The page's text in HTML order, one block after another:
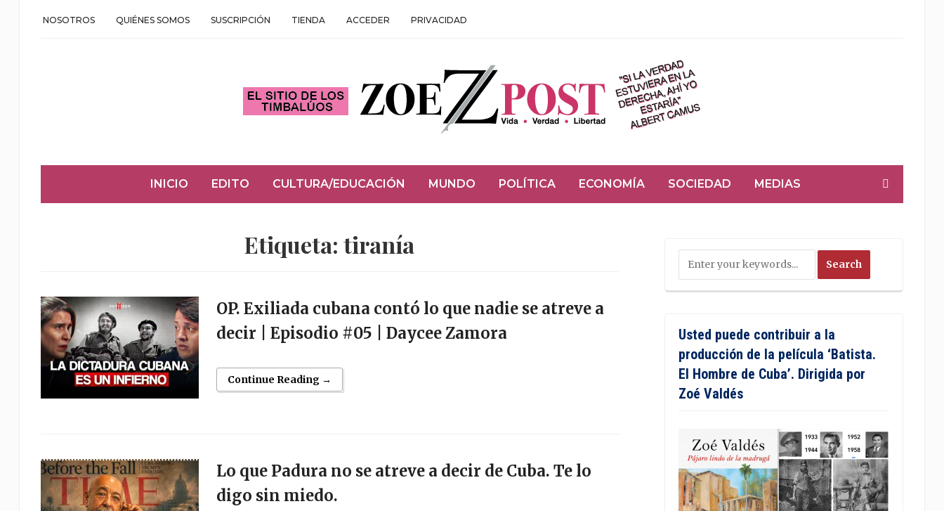
NOSOTROS QUIÉNES SOMOS SUSCRIPCIÓN TIENDA ACCEDER PRIVACIDAD
INICIO EDITO CULTURA/EDUCACIÓN MUNDO POLÍTICA ECONOMÍA SOCIEDAD MEDIAS
Etiqueta:tiranía
OP. Exiliada cubana contó lo que nadie se atreve a
decir | Episodio #05 | Daycee Zamora
Continue Reading →
Lo que Padura no se atreve a decir de Cuba. Te lo
digo sin miedo.
Usted puede contribuir a la
producción de la película ‘Batista.
El Hombre de Cuba’. Dirigida por
Zoé Valdés